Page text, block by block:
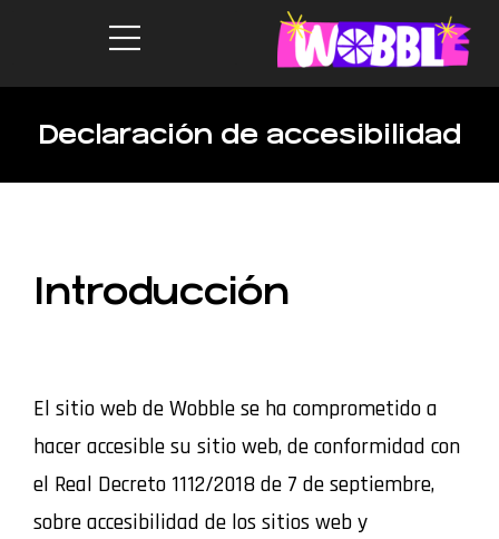
Declaración de accesibilidad
Introducción
El sitio web de Wobble se ha comprometido a
hacer accesible su sitio web, de conformidad con
el Real Decreto 1112/2018 de 7 de septiembre,
sobre accesibilidad de los sitios web y